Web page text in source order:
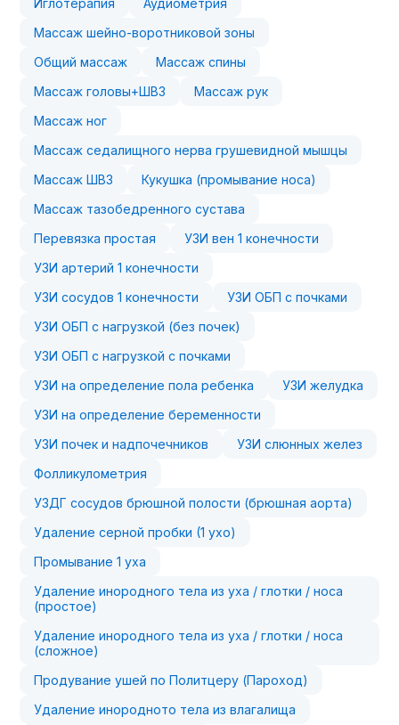
Иглотерапия
Аудиометрия
Массаж шейно-воротниковой зоны
Общий массаж
Массаж спины
Массаж головы+ШВЗ
Массаж рук
Массаж ног
Массаж седалищного нерва грушевидной мышцы
Массаж ШВЗ
Кукушка (промывание носа)
Массаж тазобедренного сустава
Перевязка простая
УЗИ вен 1 конечности
УЗИ артерий 1 конечности
УЗИ сосудов 1 конечности
УЗИ ОБП с почками
УЗИ ОБП с нагрузкой (без почек)
УЗИ ОБП с нагрузкой с почками
УЗИ на определение пола ребенка
УЗИ желудка
УЗИ на определение беременности
УЗИ почек и надпочечников
УЗИ слюнных желез
Фолликулометрия
УЗДГ сосудов брюшной полости (брюшная аорта)
Удаление серной пробки (1 ухо)
Промывание 1 уха
Удаление инородного тела из уха / глотки / носа
(простое)
Удаление инородного тела из уха / глотки / носа
(сложное)
Продувание ушей по Политцеру (Пароход)
Удаление инородното тела из влагалища